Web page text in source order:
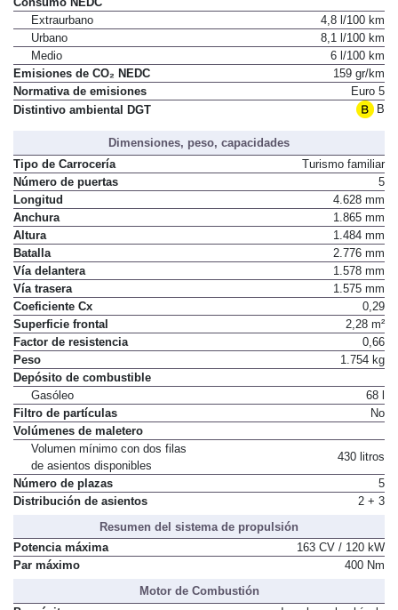
Extraurbano
4,8 l/100 km
Urbano
8,1 l/100 km
Medio
6 l/100 km
Emisiones de CO₂ NEDC
159 gr/km
Normativa de emisiones
Euro 5
Distintivo ambiental DGT
B
Dimensiones, peso, capacidades
Tipo de Carrocería
Turismo familiar
Número de puertas
5
Longitud
4.628 mm
Anchura
1.865 mm
Altura
1.484 mm
Batalla
2.776 mm
Vía delantera
1.578 mm
Vía trasera
1.575 mm
Coeficiente Cx
0,29
Superficie frontal
2,28 m²
Factor de resistencia
0,66
Peso
1.754 kg
Depósito de combustible
Gasóleo
68 l
Filtro de partículas
No
Volúmenes de maletero
Volumen mínimo con dos filas
de asientos disponibles
430 litros
Número de plazas
5
Distribución de asientos
2 + 3
Resumen del sistema de propulsión
Potencia máxima
163 CV / 120 kW
Par máximo
400 Nm
Motor de Combustión